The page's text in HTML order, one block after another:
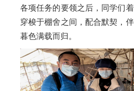
各项任务的要领之后，同学们着
穿梭于棚舍之间，配合默契，
暮色满载而归。